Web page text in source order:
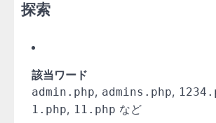
探索
該当ワード
admin.php, admins.php,
1.php, 11.php など